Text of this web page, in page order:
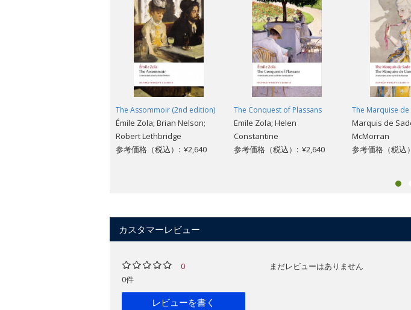
The Assommoir (2nd edition)
Émile Zola; Brian Nelson;
Robert Lethbridge
参考価格（税込）: ¥2,640
The Conquest of Plassans
Emile Zola; Helen
Constantine
参考価格（税込）: ¥2,640
The Marquise de
Marquis de
McMorran
参考価格（税込
カスタマーレビュー
0
0件
レビューを書く
まだレビューはありません